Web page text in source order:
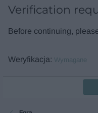
Verification
Before continuing,
Weryfikacja Wymagane